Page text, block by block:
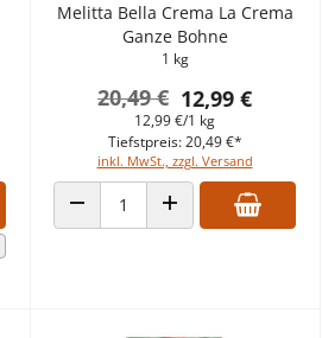
Melitta Bella Crema La Crema
Ganze Bohne
1 kg
12,99 €
20,49 €
12,99 €/1 kg
inkl. MwSt., zzgl. Versand
Tiefstpreis: 20,49 €*
ANZAHL VERRINGERNANZAHL ERHÖHEN